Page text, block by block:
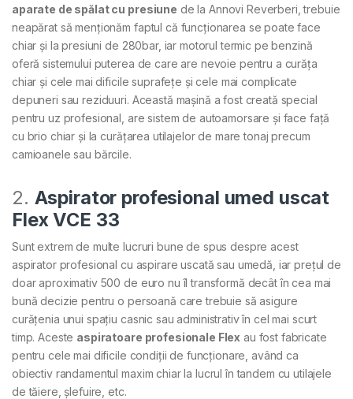
aparate de spălat cu presiune de la Annovi Reverberi, trebuie
neapărat să menționăm faptul că funcționarea se poate face
chiar și la presiuni de 280bar, iar motorul termic pe benzină
oferă sistemului puterea de care are nevoie pentru a curăța
chiar și cele mai dificile suprafețe și cele mai complicate
depuneri sau reziduuri. Această mașină a fost creată special
pentru uz profesional, are sistem de autoamorsare și face față
cu brio chiar și la curățarea utilajelor de mare tonaj precum
camioanele sau bărcile.
2. Aspirator profesional umed uscat
Flex VCE 33
Sunt extrem de multe lucruri bune de spus despre acest
aspirator profesional cu aspirare uscată sau umedă, iar prețul de
doar aproximativ 500 de euro nu îl transformă decât în cea mai
bună decizie pentru o persoană care trebuie să asigure
curățenia unui spațiu casnic sau administrativ în cel mai scurt
timp. Aceste aspiratoare profesionale Flex au fost fabricate
pentru cele mai dificile condiții de funcționare, având ca
obiectiv randamentul maxim chiar la lucrul în tandem cu utilajele
de tăiere, șlefuire, etc.